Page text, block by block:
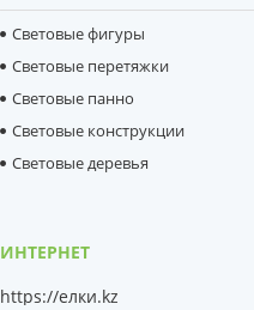
Световые фигуры
Световые перетяжки
Световые панно
Световые конструкции
Световые деревья
https://елки.kz